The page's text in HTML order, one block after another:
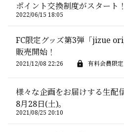
ポイント交換制度がスタート！
2022/06/15 18:05
FC限定グッズ第3弾「jizue
販売開始！
2021/12/08 22:26 有料会員限定
様々な企画をお届けする生配
8月28日(土)。
2021/08/25 20:10